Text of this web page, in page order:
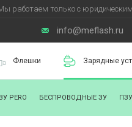
работаем только с
info@meflash.ru
Флешки Зарядные
PERO БЕСПРОВОДНЫЕ ЗУ